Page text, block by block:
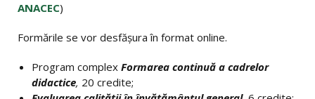
ANACEC)
Formările se vor desfășura în format online.
Program complex Formarea continuă a cadrelor
didactice, 20 credite;